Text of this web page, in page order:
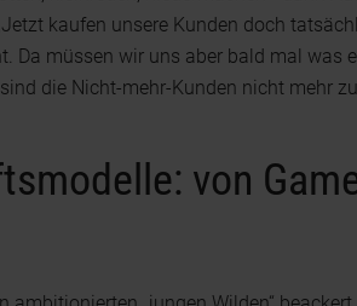
kaufen unsere Kunden doch
Da müssen wir uns aber bald mal was
die Nicht-mehr-Kunden nicht mehr
von